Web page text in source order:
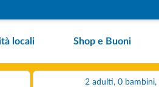
locali Shop e Buoni